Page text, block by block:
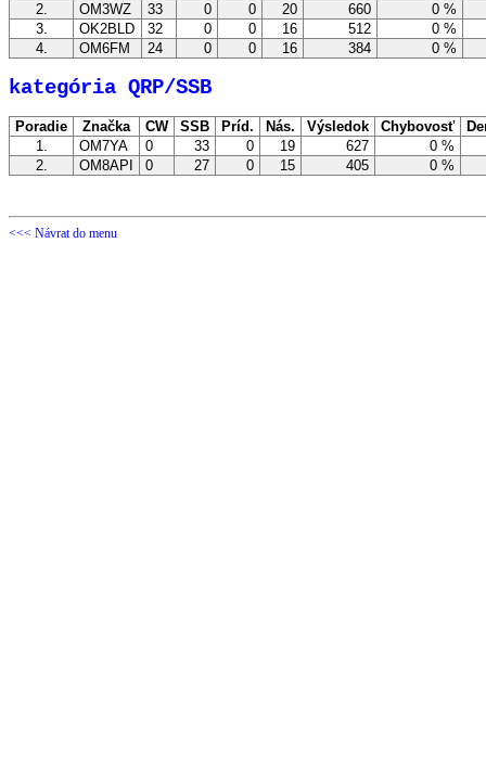
2.
OM3WZ 33 0 0 20 660
0 %
3.
OK2BLD 32 0 0 16 512
0 %
4.
OM6FM 24 0 0 16 384 0 %
kategória QRP/SSB
Poradie Značka CW SSB Príd. Nás. Výsledok Chybovosť
1.
OM7YA 0 33 0 19 627
0 %
2.
OM8API 0 27 0 15 405 0 %
<<< Návrat do menu